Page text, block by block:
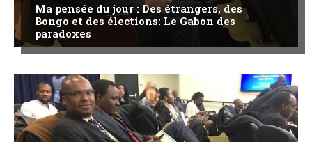
Ma pensée du jour : Des étrangers, des
Bongo et des élections: Le Gabon des
paradoxes